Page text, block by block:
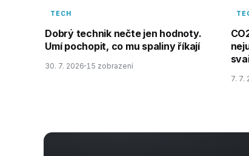
TECH
Dobrý technik nečte jen hodnoty.
Umí pochopit, co mu spaliny říkají
30. 7. 2026 15 zobrazení
7. 7.